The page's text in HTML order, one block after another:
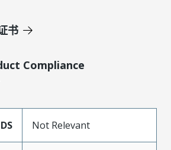
书
Compliance
Not Relevant